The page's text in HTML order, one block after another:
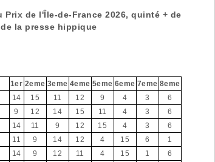
de l'Île-de-France 2026, quinté + de
de la presse hippique
1er 2eme 3eme 4eme 5eme 6eme 7eme 8eme
14 15 11 12 9 4 3
6
9 12 14 15 11 4 3
6
14 11 9 12 15 4 3
6
11 9 14 12 4 15 6
1
14 9 12 11 4 15 1
6